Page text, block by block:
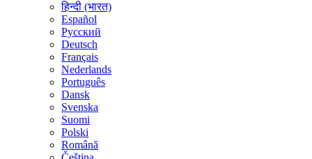
हिन्दी (भारत)
Español
Русский
Deutsch
Français
Nederlands
Português
Dansk
Svenska
Suomi
Polski
Română